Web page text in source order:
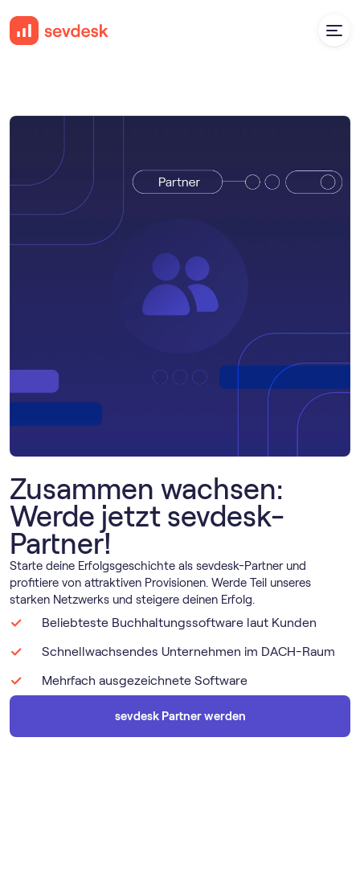
Zusammen wachsen:
Werde jetzt sevdesk-
Partner!
Starte deine Erfolgsgeschichte als sevdesk-Partner und
profitiere von attraktiven Provisionen. Werde Teil unseres
starken Netzwerks und steigere deinen Erfolg.
Beliebteste Buch­haltungs­software laut Kunden
Schnellwachsendes Unternehmen im DACH-Raum
Mehrfach ausgezeichnete Software
sevdesk Partner werden